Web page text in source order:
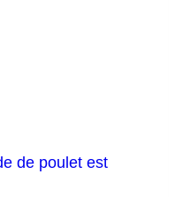
de poulet est